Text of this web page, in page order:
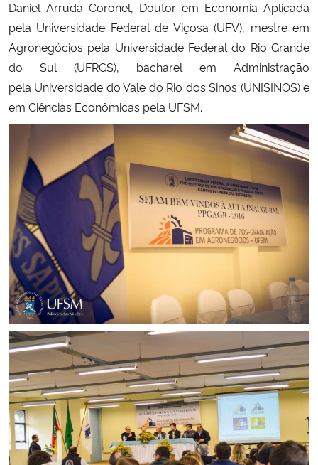
Secretaria-Geral
Secretaria de Governo
Banco Central do Brasil
Planalto
Daniel Arruda Coronel, Doutor em Economia Aplicada
pela Universidade Federal de Viçosa (UFV), mestre em
Agronegócios pela Universidade Federal do Rio Grande
do Sul (UFRGS), bacharel em Administração
pela Universidade do Vale do Rio dos Sinos (UNISINOS) e
em Ciências Econômicas pela UFSM.